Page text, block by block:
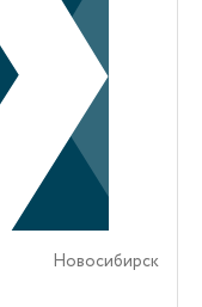
Новосибирск